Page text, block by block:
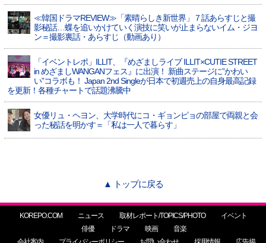
≪韓国ドラマREVIEW≫「素晴らしき新世界」７話あらすじと撮
影秘話…蝶を追いかけていく演技に笑いが止まらないイム・ジヨ
ン＝撮影裏話・あらすじ（動画あり）
「イベントレポ」ILLIT、『めざましライブ ILLIT×CUTIE STREET
in めざましWANGANフェス』に出演！ 新曲ステージに”かわい
い”コラボも！ Japan 2nd Singleが日本で初週売上の自身最高記録
を更新！各種チャートで話題沸騰中
女優リュ・ヘヨン、大学時代にコ・ギョンピョの部屋で両親と会
った秘話を明かす＝「私は一人で暮らす」
▲ トップに戻る
KOREPO.COM ニュース 取材レポート/TOPICS/PHOTO
イベント
俳優
ドラマ 映画
音楽